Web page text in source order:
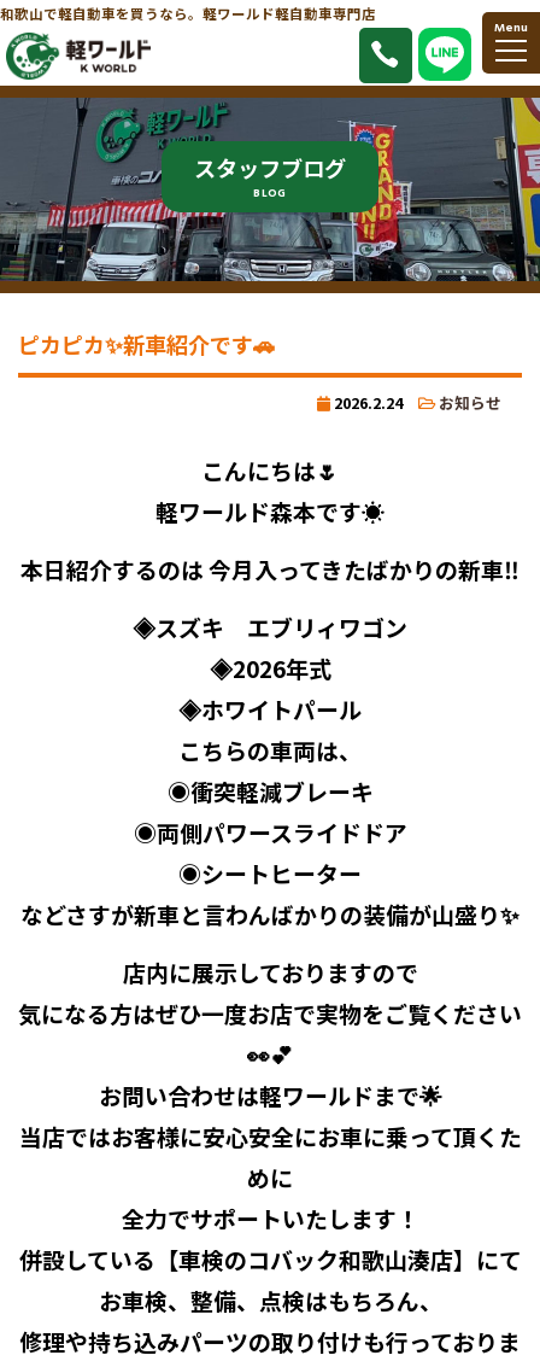
和歌山で軽自動車を買うなら。軽ワールド軽自動車専門店
Menu
スタッフブログ
BLOG
ピカピカ✨新車紹介です🚗
2026.2.24 お知らせ
こんにちは🌷
軽ワールド森本です☀️
本日紹介するのは 今月入ってきたばかりの新車‼️
◈スズキ エブリィワゴン
◈2026年式
◈ホワイトパール
こちらの車両は、
◉衝突軽減ブレーキ
◉両側パワースライドドア
◉シートヒーター
などさすが新車と言わんばかりの装備が山盛り✨️
店内に展示しておりますので
気になる方はぜひ一度お店で実物をご覧ください
👀💕
お問い合わせは軽ワールドまで🌟
当店ではお客様に安心安全にお車に乗って頂くた
めに
全力でサポートいたします！
併設している【車検のコバック和歌山湊店】にて
お車検、整備、点検はもちろん、
修理や持ち込みパーツの取り付けも行っておりま